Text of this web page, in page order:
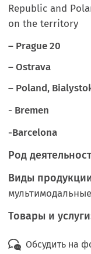
Republic and
on the territory
– Prague 20
– Ostrava
– Poland,
- Bremen
-Barcelona
Род
Виды
мультимодальные
Товары и
Обсудить на